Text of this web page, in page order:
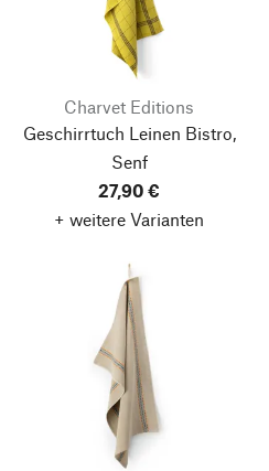
Charvet Editions
Geschirrtuch Leinen Bistro,
Senf
27,90 €
+ weitere Varianten